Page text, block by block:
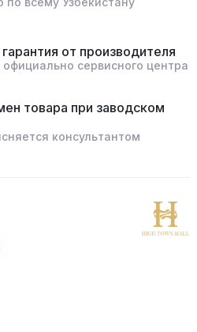
от производителя
сервисного центра
товара при заводском
консультантом